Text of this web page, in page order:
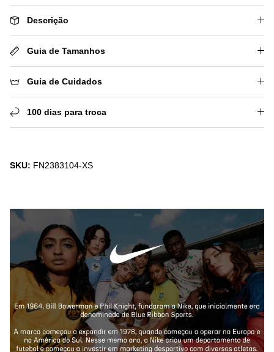
Descrição
Guia de Tamanhos
Guia de Cuidados
100 dias para troca
SKU: FN2383104-XS